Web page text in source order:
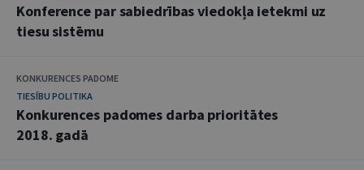
Konference par sabiedrības viedokļa ietekmi uz
tiesu sistēmu
KONKURENCES PADOME
TIESĪBU POLITIKA
Konkurences padomes darba prioritātes
2018. gadā